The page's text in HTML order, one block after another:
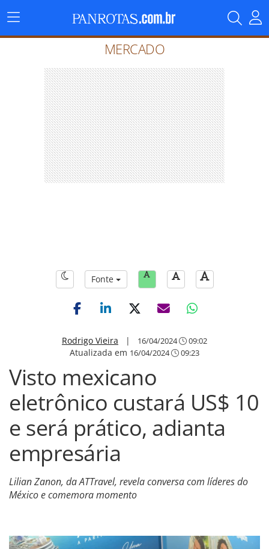
Menu
Principal
MERCADO
Fonte
Rodrigo Vieira | 16/04/2024 09:02
Atualizada em 16/04/2024 09:23
Visto mexicano
eletrônico custará US$ 10
e será prático, adianta
empresária
Lilian Zanon, da ATTravel, revela conversa com líderes do
México e comemora momento